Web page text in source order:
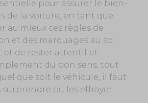
pour assurer le bien-
de la voiture, en tant que
mieux ces règles de
et des marquages au sol
et de rester attentif et
du bon sens, tout
que soit le véhicule, il faut
ou les effrayer.